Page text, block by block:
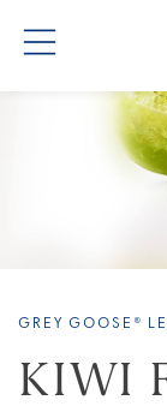
GREY GOOSE®
KIWI